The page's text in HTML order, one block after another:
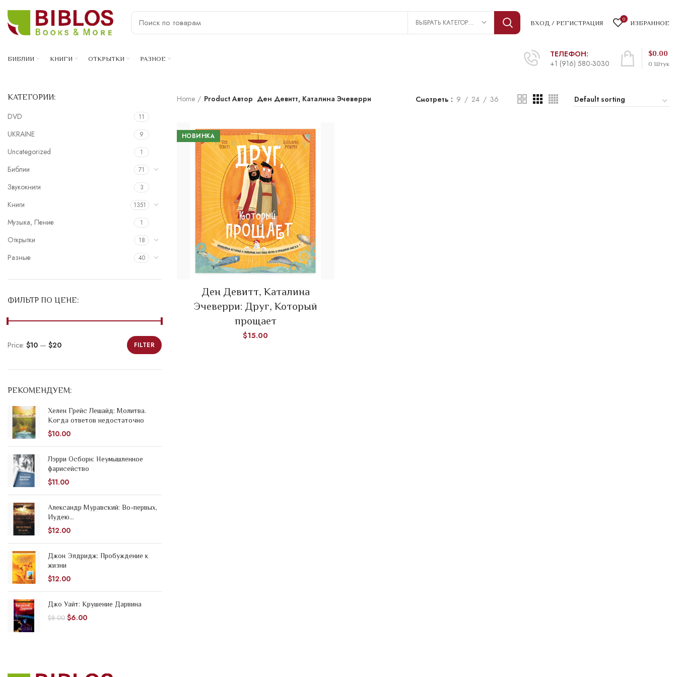
ВЫБРАТЬ КАТЕГОРИЮ ВХОД / РЕГИСТРАЦИЯ 0 ИЗБРАННОЕ
БИБЛИИ КНИГИ ОТКРЫТКИ РАЗНОЕ
ТЕЛЕФОН:
+1 (916) 580-3030
0 Штук
$0.00
КАТЕГОРИИ:
DVD 11
UKRAINE 9
Uncategorized 1
Библии 71
Звукокниги 3
Книги 1351
Музыка, Пение 1
Открытки 18
Разные 40
ФИЛЬТР ПО ЦЕНЕ:
FILTER
Price: $10 — $20
РЕКОМЕНДУЕМ:
Хелен Грейс Лешайд: Молитва.
Когда ответов недостаточно
$10.00
Лэрри Осборн: Неумышленное
фарисейство
$11.00
Александр Муравский: Во-первых,
Иудею...
$12.00
Джон Элдридж: Пробуждение к
жизни
$12.00
Джо Уайт: Крушение Дарвина
$8.00 $6.00
Home Product Автор Ден Девитт, Каталина Эчеверри Смотреть 9 24 36
НОВИНКА
ADD TO CART
Ден Девитт, Каталина
Эчеверри: Друг, Который
прощает
$15.00